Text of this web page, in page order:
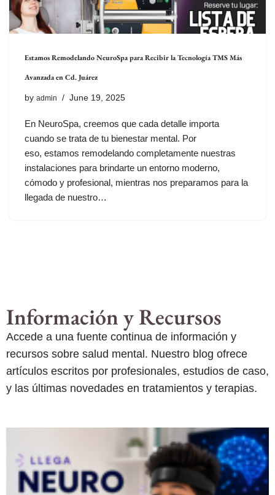
Estamos Remodelando NeuroSpa para Recibir la Tecnología TMS Más
Avanzada en Cd. Juárez
by admin June 19, 2025
En NeuroSpa, creemos que cada detalle importa
cuando se trata de tu bienestar mental. Por
eso, estamos remodelando completamente nuestras
instalaciones para brindarte un entorno moderno,
cómodo y profesional, mientras nos preparamos para la
llegada de nuestro…
Información y Recursos
Accede a una fuente continua de información y
recursos sobre salud mental. Nuestro blog ofrece
artículos escritos por profesionales, estudios de caso,
y las últimas novedades en tratamientos y terapias.